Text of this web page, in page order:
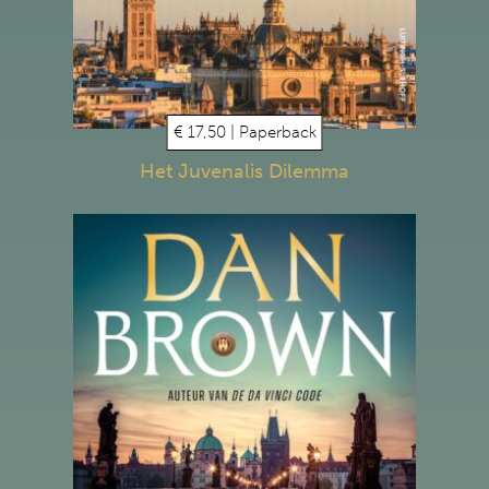
€ 17,50 | Paperback
Het Juvenalis Dilemma